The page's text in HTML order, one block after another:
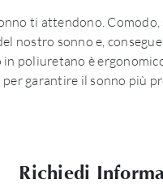
ti attendono. Comodo,
nostro sonno e,
poliuretano è
garantire il sonno più
Richiedi